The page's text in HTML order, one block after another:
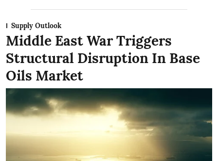
Supply Outlook
Middle East War Triggers
Structural Disruption In Base
Oils Market